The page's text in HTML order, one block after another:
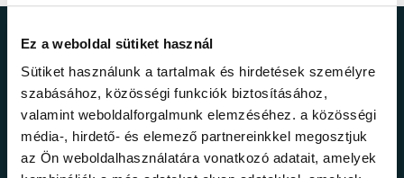
Ez a weboldal sütiket használ
Sütiket használunk a tartalmak és hirdetések személyre
szabásához, közösségi funkciók biztosításához,
valamint weboldalforgalmunk elemzéséhez. a közösségi
média-, hirdető- és elemező partnereinkkel megosztjuk
az Ön weboldalhasználatára vonatkozó adatait, amelyek
Ne maradj le a
legfrissebb
információkról!